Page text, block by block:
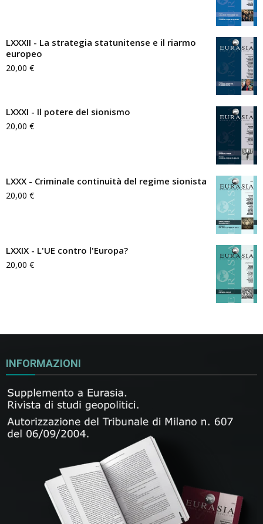
LXXXII - La strategia statunitense e il riarmo
europeo
20,00 €
LXXXI - Il potere del sionismo
20,00 €
LXXX - Criminale continuità del regime sionista
20,00 €
LXXIX - L'UE contro l'Europa?
20,00 €
INFORMAZIONI